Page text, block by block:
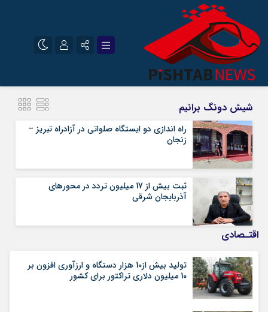
سروش
ایتا
آپارات
رمز عبور
مرا به خاطر بسپار
شیش دونگ برانیم
راه اندازی دو ایستگاه صلواتی در آزادراه تبریز –
زنجان
ثبت بیش از 17 میلیون تردد در محورهای
آذربایجان شرقی
اقتـصادی
تولید بیش از10 هزار دستگاه و ارزآوری افزون بر
10 میلیون دلاری تراکتور برای کشور